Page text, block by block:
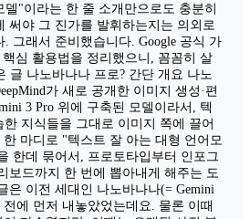
"이라는 한 줄 소개만으로도 충분히
써야 그 진가를 발휘하는지는 의외로
그래서 준비했습니다. Google 공식 가
심 활용법을 정리했으니, 꼼꼼히 살
글 나노바나나 프로? 간단 개요 나노
가 새로 공개한 이미지 생성·편
3 Pro 위에 구축된 모델이라서, 텍
지식들을 그대로 이미지 쪽에 끌어
마디로 "텍스트 잘 아는 대형 언어모
한데 묶어서, 프로토타입부터 인포그
보드까지 한 번에 뽑아내게 해주는 도
은 이전 세대인 나노바나나(= Gemini
전에 먼저 내놓았었는데요. 물론 이때